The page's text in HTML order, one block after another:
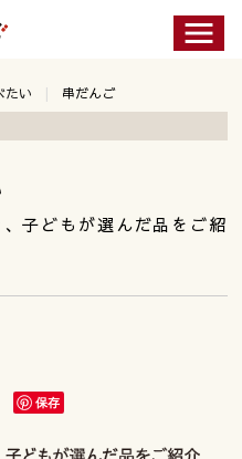
たい 串だんご
子どもが選んだ品をご紹
保存